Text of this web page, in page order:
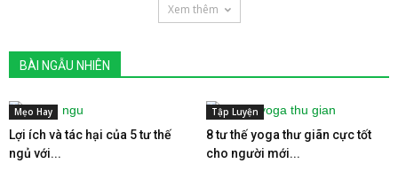
Xem thêm
BÀI NGẪU NHIÊN
Mẹo Hay
Lợi ích và tác hại của 5 tư thế
ngủ với...
Tập Luyện
8 tư thế yoga thư giãn cực tốt
cho người mới...